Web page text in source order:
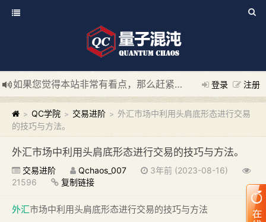
登录 注册
如果您觉得本站非常有看点，那么赶紧使用Ctrl+D 收藏我们吧
新添加量子混沌系统板块，欢迎大家访问！
---“量子混沌系
> QC学院 > 交易进阶 > 外汇市场中利用头肩底形态进行交易
的技巧与方法。
外汇市场中利用头肩底形态进行交易的技巧与方法。
交易进阶 Qchaos_007
3年前 (2023-08-16)
21596
复制链接
外汇市场中利用头肩底形态进行交易的技巧与方法